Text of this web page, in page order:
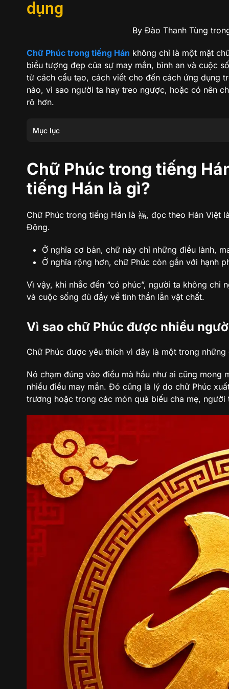
dụng
By Đào Thanh Tùng
Chữ Phúc trong tiếng Hán không chỉ là một mặt
biểu tượng đẹp của sự may mắn, bình an và cuộc
từ cách cấu tạo, cách viết cho đến cách ứng dụng
nào, vì sao người ta hay treo ngược, hoặc có nên
rõ hơn.
Mục lục
Ý nghĩa của chữ Phúc trong văn hóa Á Đông
Cách đọc chữ Phúc trong tiếng Hán
Cách viết chữ Phúc trong tiếng Hán đúng và dễ nhớ
Những câu chúc, thành ngữ hay liên quan đến chữ Phúc
Chữ Phúc trong tiếng
tiếng Hán là gì?
Chữ Phúc trong tiếng Hán là 福, đọc theo Hán Việt
Đông.
Ở nghĩa cơ bản, chữ này chỉ những điều lành,
Ở nghĩa rộng hơn, chữ Phúc còn gắn với hạnh
Vì vậy, khi nhắc đến “có phúc”, người ta không chỉ
và cuộc sống đủ đầy về tinh thần lẫn vật chất.
Vì sao chữ Phúc được nhiều
Chữ Phúc được yêu thích vì đây là một trong
Nó chạm đúng vào điều mà hầu như ai cũng
nhiều điều may mắn. Đó cũng là lý do chữ Phúc
trương hoặc trong các món quà biếu cha mẹ, người